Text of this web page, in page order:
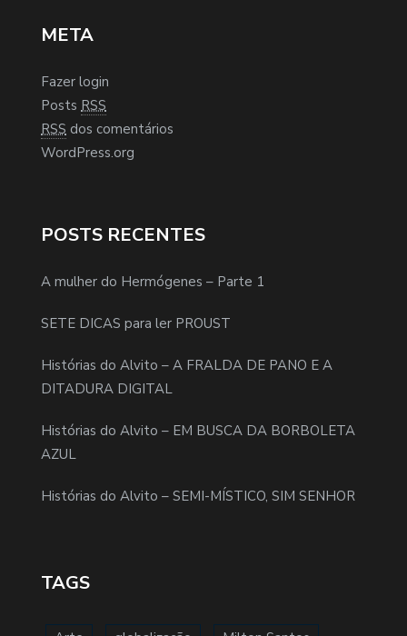
META
Fazer login
Posts RSS
RSS dos comentários
WordPress.org
POSTS RECENTES
A mulher do Hermógenes – Parte 1
SETE DICAS para ler PROUST
Histórias do Alvito – A FRALDA DE PANO E A
DITADURA DIGITAL
Histórias do Alvito – EM BUSCA DA BORBOLETA
AZUL
Histórias do Alvito – SEMI-MÍSTICO, SIM SENHOR
TAGS